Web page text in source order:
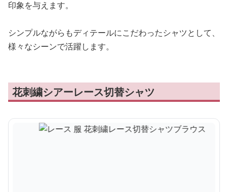
印象を与えます。
シンプルながらもディテールにこだわったシャツとして、
様々なシーンで活躍します。
花刺繍シアーレース切替シャツ